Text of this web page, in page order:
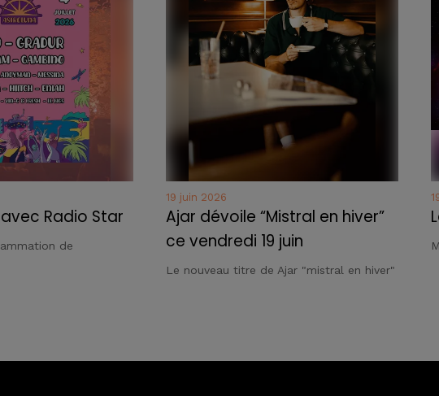
avec Radio Star
de
19 juin 2026
Ajar dévoile “Mistral en hiver”
ce vendredi 19 juin
Le nouveau titre de Ajar "mistral en hiver"